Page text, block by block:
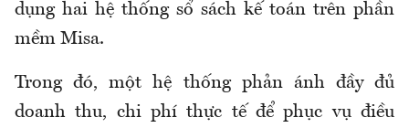
dụng hai hệ thống sổ sách kế toán trên phần
mềm Misa.
Trong đó, một hệ thống phản ánh đầy đủ
doanh thu, chi phí thực tế để phục vụ điều